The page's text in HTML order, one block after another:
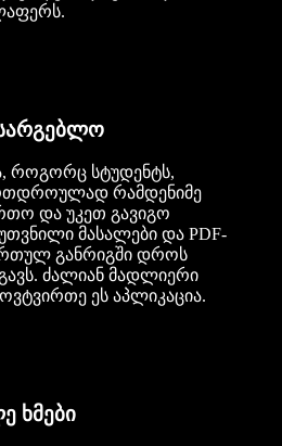
როგორც სტუდენტს,
რამდენიმე
და უკეთ გავიგო
მასალები და PDF-
განრიგში დროს
ძალიან მადლიერი
ეს აპლიკაცია.
ხმები